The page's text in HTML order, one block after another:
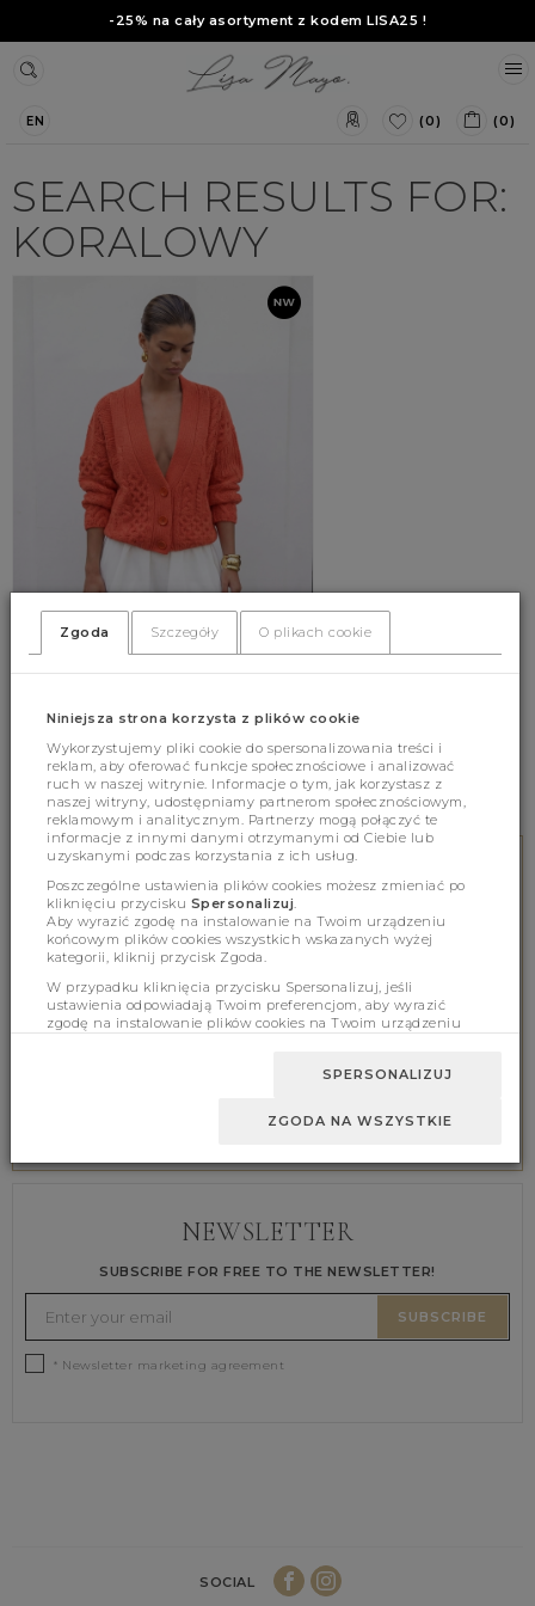
-25% na cały asortyment z kodem LISA25 !
EN (0) (0)
SEARCH RESULTS FOR:
KORALOWY
FREE DELIVERY
Purchases above 300 PLN
ONLINE HELP
We support online 8.00-16.00
tel. 578 552 642
NEWSLETTER
SUBSCRIBE FOR FREE TO THE NEWSLETTER!
SUBSCRIBE
* Newsletter marketing agreement
SOCIAL
Zgoda Szczegóły O plikach cookie
Niniejsza strona korzysta z plików cookie
Wykorzystujemy pliki cookie do spersonalizowania treści i
reklam, aby oferować funkcje społecznościowe i analizować
ruch w naszej witrynie. Informacje o tym, jak korzystasz z
naszej witryny, udostępniamy partnerom społecznościowym,
reklamowym i analitycznym. Partnerzy mogą połączyć te
informacje z innymi danymi otrzymanymi od Ciebie lub
uzyskanymi podczas korzystania z ich usług.
Poszczególne ustawienia plików cookies możesz zmieniać po
kliknięciu przycisku Spersonalizuj
Aby wyrazić zgodę na instalowanie na Twoim urządzeniu
końcowym plików cookies wszystkich wskazanych wyżej
kategorii, kliknij przycisk Zgoda.
W przypadku kliknięcia przycisku Spersonalizuj, jeśli
ustawienia odpowiadają Twoim preferencjom, aby wyrazić
zgodę na instalowanie plików cookies na Twoim urządzeniu
SPERSONALIZUJ
ZGODA NA WSZYSTKIE